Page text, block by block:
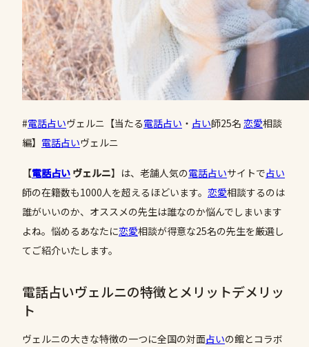
#電話占いヴェルニ【当たる電話占い ・ 占い師25名 恋愛相談
編】 電話占いヴェルニ
【電話占い ヴェルニ】は、老舗人気の電話占いサイトで占い
師の在籍数も1000人を超えるほどいます。 恋愛相談するのは
誰がいいのか、オススメの先生は誰なのか悩んでしまいます
よね。悩めるあなたに恋愛相談が得意な25名の先生を厳選し
てご紹介いたします。
電話占いヴェルニの特徴とメリットデメリッ
ト
ヴェルニの大きな特徴の一つに全国の対面占いの館とコラボ